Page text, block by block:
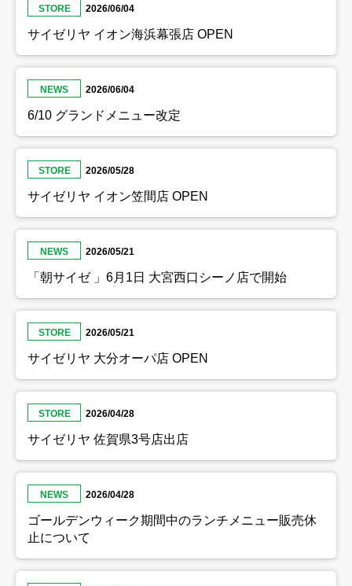
STORE 2026/06/04
サイゼリヤ イオン海浜幕張店 OPEN
NEWS 2026/06/04
6/10 グランドメニュー改定
STORE 2026/05/28
サイゼリヤ イオン笠間店 OPEN
NEWS 2026/05/21
「朝サイゼ 」6月1日 大宮西口シーノ店で開始
STORE 2026/05/21
サイゼリヤ 大分オーパ店 OPEN
STORE 2026/04/28
サイゼリヤ 佐賀県3号店出店
NEWS 2026/04/28
ゴールデンウィーク期間中のランチメニュー販売休
止について